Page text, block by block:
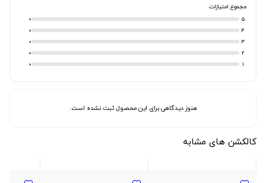
مجموع امتیازات
5
0
4
0
3
0
2
0
1
0
هنوز دیدگاهی برای این محصول ثبت نشده است.
کالکشن های مشابه